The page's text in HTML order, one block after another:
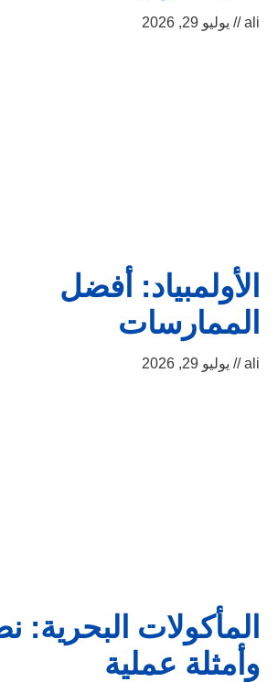
ali يوليو 29, 2026
الأولمبياد: أفضل
الممارسات
ali يوليو 29, 2026
المأكولات البحرية:
وأمثلة عملية